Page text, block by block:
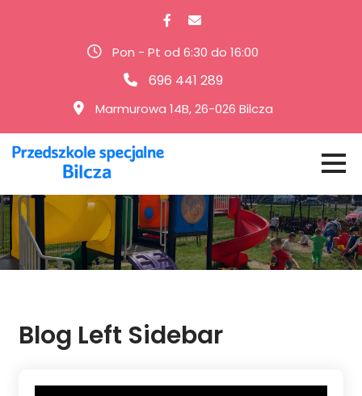
Pon - Pt od 6:30 do 16:00
696 441 289
Marmurowa 14B, 26-026 Bilcza
Blog Left Sidebar